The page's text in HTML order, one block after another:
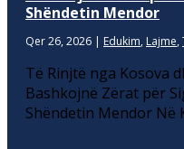
Shëndetin Mendor
Qer 26, 2026 | Edukim, Lajme,
Të Rinjtë nga Kosova
Bashkojnë Zërat për
Shëndetin Mendor Në